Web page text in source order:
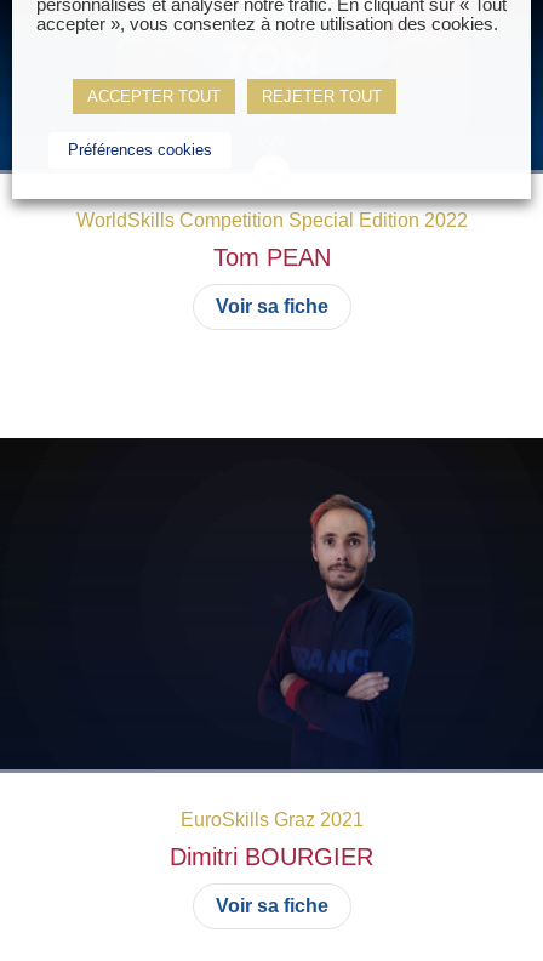
WorldSkills Competition Special Edition 2022
Tom PEAN
Voir sa fiche
EuroSkills Graz 2021
Dimitri BOURGIER
Voir sa fiche
personnalisés et analyser notre trafic. En cliquant sur « Tout
accepter », vous consentez à notre utilisation des cookies.
ACCEPTER TOUT REJETER TOUT
Préférences cookies